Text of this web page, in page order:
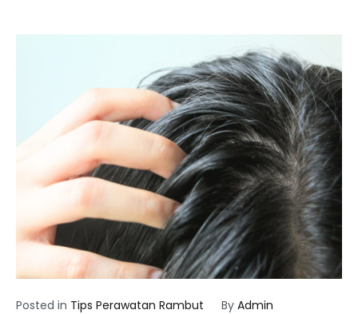
Posted in Tips Perawatan Rambut By Admin